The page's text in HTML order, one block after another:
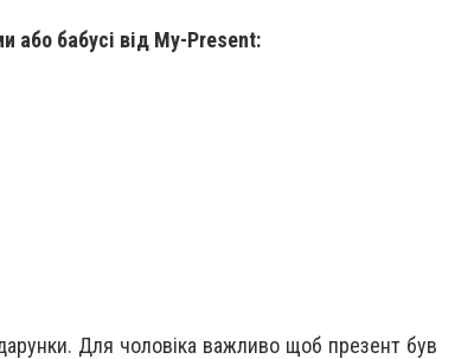
або бабусі від My-Present:
Для чоловіка важливо щоб презент був